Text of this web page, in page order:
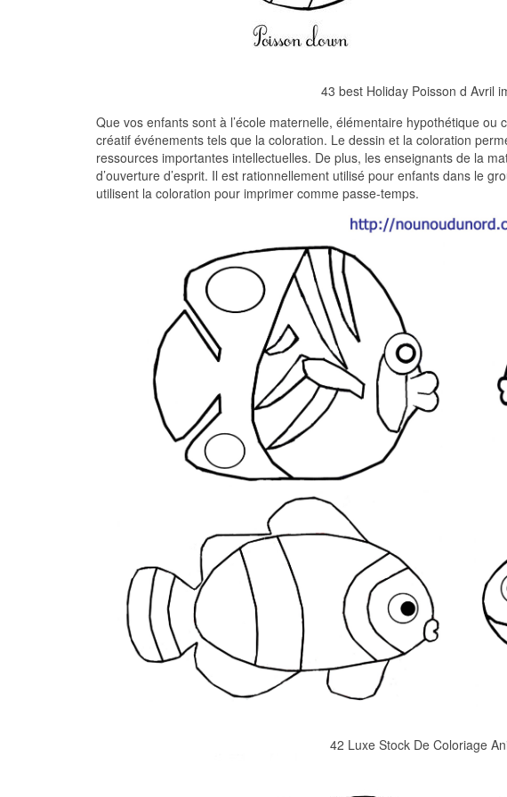
43 best Holiday Poisson d Avril
Que vos enfants sont à l’école maternelle, élémentaire hypothétique
créatif événements tels que la coloration. Le dessin et la coloration
ressources importantes intellectuelles. De plus, les enseignants de la
d’ouverture d’esprit. Il est rationnellement utilisé pour enfants dans le
utilisent la coloration pour imprimer comme passe-temps.
42 Luxe Stock De Coloriage